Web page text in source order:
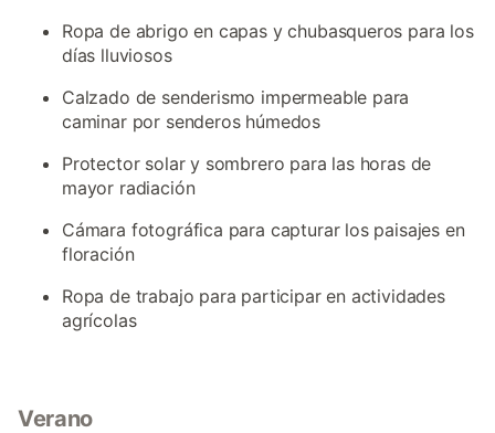
Ropa de abrigo en capas y chubasqueros para los
días lluviosos
Calzado de senderismo impermeable para
caminar por senderos húmedos
Protector solar y sombrero para las horas de
mayor radiación
Cámara fotográfica para capturar los paisajes en
floración
Ropa de trabajo para participar en actividades
agrícolas
Verano